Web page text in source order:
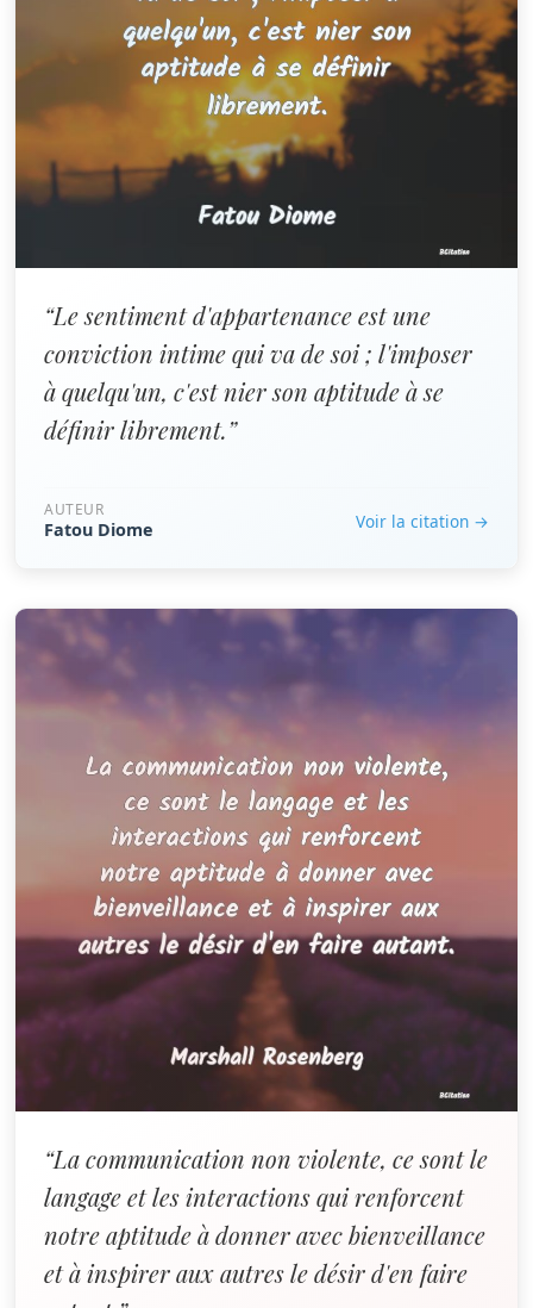
“Le sentiment d'appartenance est une
conviction intime qui va de soi ; l'imposer
à quelqu'un, c'est nier son aptitude à se
définir librement.”
AUTEUR
Fatou Diome Voir la citation →
“La communication non violente, ce sont le
langage et les interactions qui renforcent
notre aptitude à donner avec bienveillance
et à inspirer aux autres le désir d'en faire